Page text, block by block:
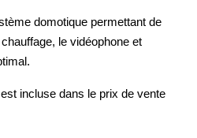
domotique permettant de
le vidéophone et
incluse dans le prix de vente